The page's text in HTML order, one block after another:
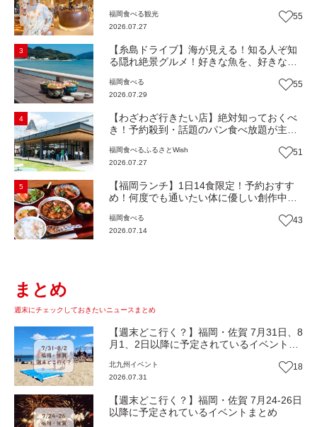
しみ方＆イチオシメニューも紹介！（福岡
市博多区）【まち歩き】
福岡食べる観光
2026.07.27
55
3
【糸島ドライブ】海が見える！知る人ぞ知
る隠れ絶景グルメ！好きな魚を、好きなだ
堂』（福岡市西区）【まち歩き】
福岡食べる
2026.07.29
55
4
【わざわざ行きたい店】絶対知っておくべ
き！予約殺到・話題のパン食べ放題が主
『bound garden』（福岡・新宮町）【まち
歩き】
福岡食べる ふるさとWish
2026.07.27
51
5
【福岡ランチ】1日14食限定！予約おすす
め！何度でも通いたい体に優しい創作中華
【まち歩き】
福岡食べる
2026.07.14
43
まとめ
週末にチェックしておきたいニュースまとめ
【週末どこ行く？】福岡・佐賀 7月31日、8
月1、2日以降に予定されているイベントま
北九州 イベント
2026.07.31
18
【週末どこ行く？】福岡・佐賀 7月24-26日
以降に予定されているイベントまとめ